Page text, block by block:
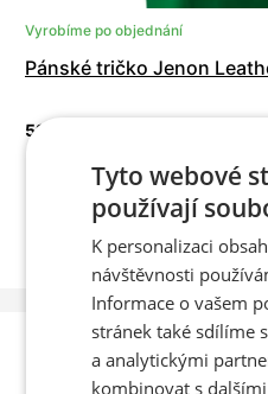
Vyrobíme po objednání
Pánské tričko Jenon
590 Kč
Tyto webové
používají
K personalizaci
návštěvnosti
Informace o vašem
stránek také sdílíme
a analytickými
kombinovat s